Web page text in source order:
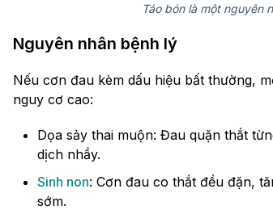
Táo bón là một nguyên
Nguyên nhân bệnh lý
Nếu cơn đau kèm dấu hiệu bất thường,
nguy cơ cao:
Dọa sảy thai muộn: Đau quặn thắt
dịch nhầy.
Sinh non: Cơn đau co thắt đều đặn,
sớm.